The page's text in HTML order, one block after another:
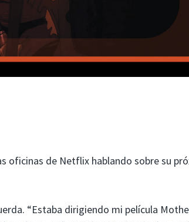
oficinas de Netflix hablando sobre su
“Estaba dirigiendo mi película